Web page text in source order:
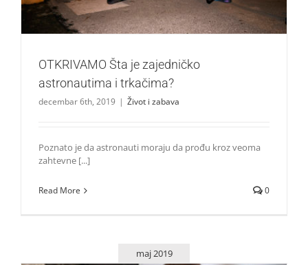
OTKRIVAMO Šta je zajedničko
astronautima i trkačima?
decembar 6th, 2019 | Život i zabava
Poznato je da astronauti moraju da prođu kroz veoma
zahtevne [...]
Read More 0
maj 2019